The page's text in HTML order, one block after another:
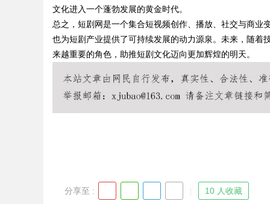
Bo
文化进入一个蓬勃发展的黄金时代。
总之，短剧网是一个集合短视频创作、播放、社交与商业
也为短剧产业提供了可持续发展的动力源泉。未来，随着
来越重要的角色，助推短剧文化迈向更加辉煌的明天。
分享至 : 10 人收藏